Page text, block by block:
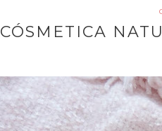
CÓSMETICA